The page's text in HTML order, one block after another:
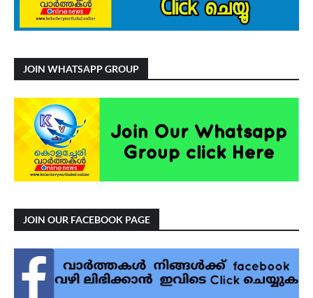
JOIN WHATSAPP GROUP
JOIN OUR FACEBOOK PAGE